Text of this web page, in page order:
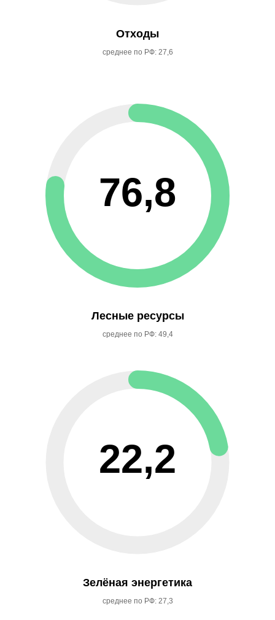
Отходы
среднее по РФ: 27,6
76,8
Лесные ресурсы
среднее по РФ: 49,4
22,2
Зелёная энергетика
среднее по РФ: 27,3